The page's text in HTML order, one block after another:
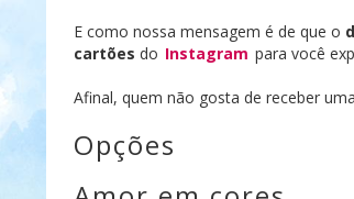
E como nossa mensagem é de que o
cartões do Instagram para você
Afinal, quem não gosta de receber uma
Opções